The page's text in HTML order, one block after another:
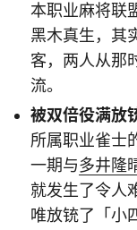
本职业麻将联
黑木真生，其
客，两人从那
流。
被双倍役满放
所属职业雀士
一期与多井隆
就发生了令人
唯放铳了「小